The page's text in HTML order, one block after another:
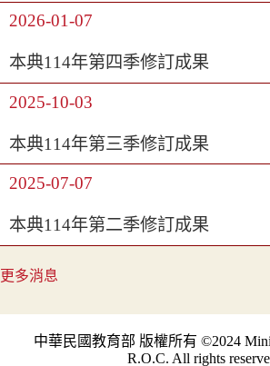
2026-01-07
本典114年第四季修訂成果
2025-10-03
本典114年第三季修訂成果
2025-07-07
本典114年第二季修訂成果
更多消息
中華民國教育部 版權所有 ©2024
R.O.C. All rights